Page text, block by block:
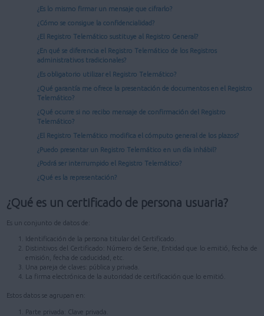
¿Es lo mismo firmar un mensaje que cifrarlo?
¿Cómo se consigue la confidencialidad?
¿El Registro Telemático sustituye al Registro General?
¿En qué se diferencia el Registro Telemático de los Registros
administrativos tradicionales?
¿Es obligatorio utilizar el Registro Telemático?
¿Qué garantía me ofrece la presentación de documentos en el Registro
Telemático?
¿Qué ocurre si no recibo mensaje de confirmación del Registro
Telemático?
¿El Registro Telemático modifica el cómputo general de los plazos?
¿Puedo presentar un Registro Telemático en un día inhábil?
¿Podrá ser interrumpido el Registro Telemático?
¿Qué es la representación?
¿Qué es un certificado de persona usuaria?
Es un conjunto de datos de:
Identificación de la persona titular del Certificado.
Distintivos del Certificado: Número de Serie, Entidad que lo emitió, fecha de
emisión, fecha de caducidad, etc.
Una pareja de claves: pública y privada.
La firma electrónica de la autoridad de certificación que lo emitió.
Estos datos se agrupan en:
Parte privada: Clave privada.